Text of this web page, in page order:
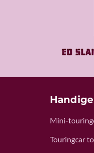
Mini-
Touringcar